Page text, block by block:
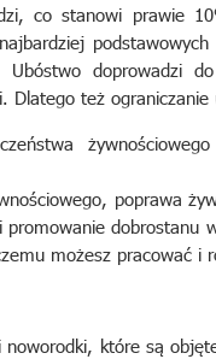
co stanowi prawie
doprowadzi
też
poprawa
dobrostanu
możesz pracować i
które są